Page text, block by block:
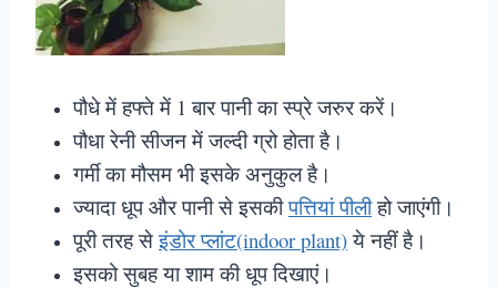
पौधे में हफ्ते में 1 बार पानी का स्प्रे जरुर करें।
पौधा रेनी सीजन में जल्दी ग्रो होता है।
गर्मी का मौसम भी इसके अनुकुल है।
ज्यादा धूप और पानी से इसकीपत्तियां पीलीहो जाएंगी।
पूरी तरह सेइंडोर प्लांट(indoor plant)ये नहीं है।
इसको सुबह या शाम की धूप दिखाएं।